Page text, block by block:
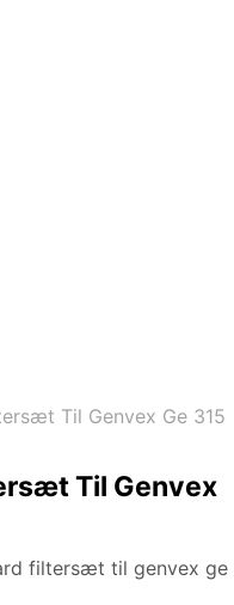
Til Genvex Ge 315
Til Genvex
filtersæt til genvex ge